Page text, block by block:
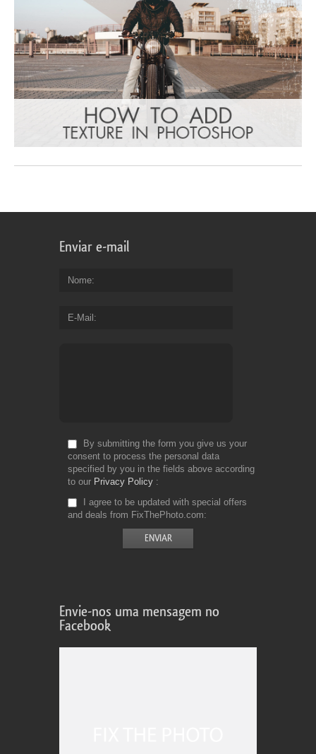
Enviar e-mail
Nome
E-Mail
By submitting the form you give us your
consent to process the personal data
specified by you in the fields above according
to our Privacy Policy
I agree to be updated with special offers
and deals from FixThePhoto.com
Envie-nos uma mensagem no
Facebook